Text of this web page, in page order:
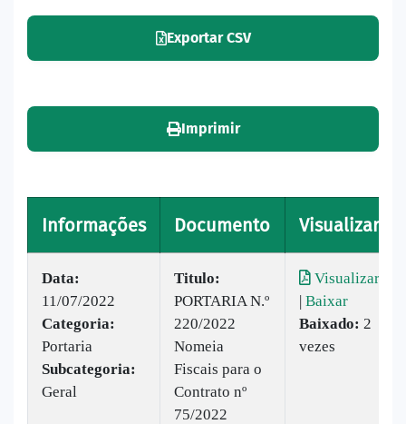
Exportar CSV
Imprimir
Informações Documento Visualizar
Data:
11/07/2022
Categoria:
Portaria
Subcategoria:
Geral
Titulo:
PORTARIA N.º
220/2022
Nomeia
Fiscais para o
Contrato nº
75/2022
Visualizar
| Baixar
Baixado: 2
vezes